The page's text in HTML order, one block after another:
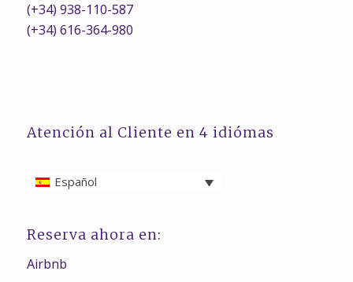
(+34) 938-110-587
(+34) 616-364-980
Atención al Cliente en 4 idiómas
Español
Reserva ahora en:
Airbnb